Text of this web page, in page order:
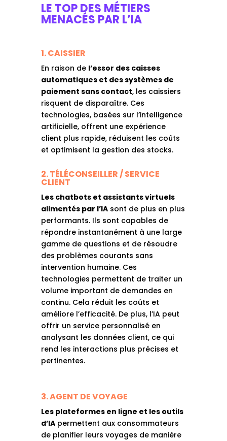
LE TOP DES MÉTIERS
MENACÉS PAR L’IA
1. CAISSIER
En raison de l’essor des caisses
automatiques et des systèmes de
paiement sans contact, les caissiers
risquent de disparaître. Ces
technologies, basées sur l’intelligence
artificielle, offrent une expérience
client plus rapide, réduisent les coûts
et optimisent la gestion des stocks.
2. TÉLÉCONSEILLER / SERVICE
CLIENT
Les chatbots et assistants virtuels
alimentés par l’IAsont de plus en plus
performants. Ils sont capables de
répondre instantanément à une large
gamme de questions et de résoudre
des problèmes courants sans
intervention humaine. Ces
technologies permettent de traiter un
volume important de demandes en
continu. Cela réduit les coûts et
améliore l’efficacité. De plus, l’IA peut
offrir un service personnalisé en
analysant les données client, ce qui
rend les interactions plus précises et
pertinentes.
3. AGENT DE VOYAGE
Les plateformes en ligne et les outils
d’IApermettent aux consommateurs
de planifier leurs voyages de manière